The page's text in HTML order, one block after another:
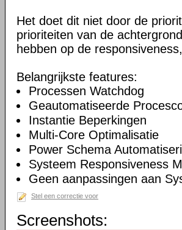
Het doet dit niet door de
prioriteiten van de
hebben op de
Belangrijkste features:
Processen Watchdog
Geautomatiseerde
Instantie Beperkingen
Multi-Core Optimalisatie
Power Schema
Systeem Responsiveness
Geen aanpassingen aan
Stel een correctie voor
Screenshots: